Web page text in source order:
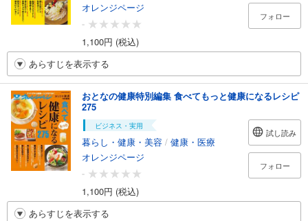
オレンジページ
-
1,100円 (税込)
フォロー
あらすじを表示する
おとなの健康特別編集 食べてもっと健康になるレシピ
275
ビジネス・実用
暮らし・健康・美容 / 健康・医療
オレンジページ
-
1,100円 (税込)
試し読み
フォロー
あらすじを表示する